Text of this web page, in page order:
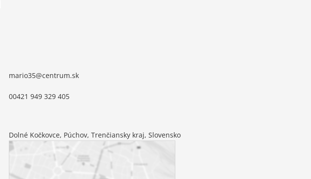
mario35@centrum.sk
00421 949 329 405
Dolné Kočkovce, Púchov, Trenčiansky kraj, Slovensko